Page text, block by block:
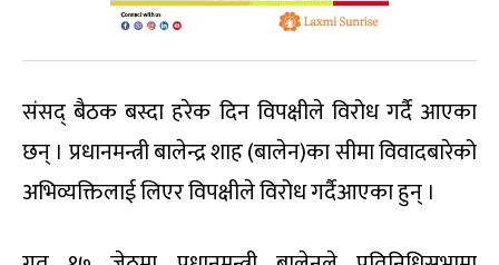
संसद् बैठक बस्दा हरेक दिन विपक्षीले विरोध गर्दै आएका
छन् । प्रधानमन्त्री बालेन्द्र शाह (बालेन)का सीमा विवादबारेको
अभिव्यक्तिलाई लिएर विपक्षीले विरोध गर्दैआएका हुन् ।